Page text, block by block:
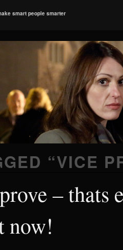
smart people smarter
“VICE
– thats
now!